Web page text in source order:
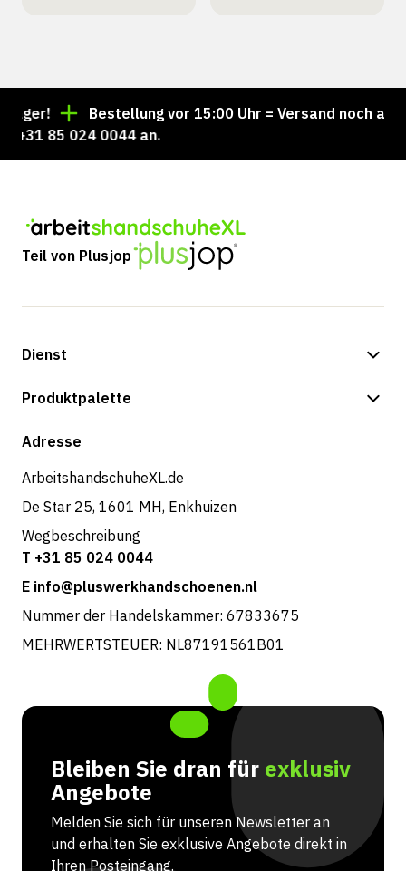
Bestellung vor 15:00 Uhr = Versand noch am
85 024 0044 an.
Teil von Plusjop
Dienst
Zahlungsmöglichkeiten
Rücksendungen und Service
Produktpalette
Shop
Adresse
ArbeitshandschuheXL.de
De Star 25, 1601 MH, Enkhuizen
Wegbeschreibung
T +31 85 024 0044
E info@pluswerkhandschoenen.nl
Nummer der Handelskammer: 67833675
MEHRWERTSTEUER: NL87191561B01
Bleiben Sie dran für exklusiv
Angebote
Melden Sie sich für unseren Newsletter an
und erhalten Sie exklusive Angebote direkt in
Ihren Posteingang.